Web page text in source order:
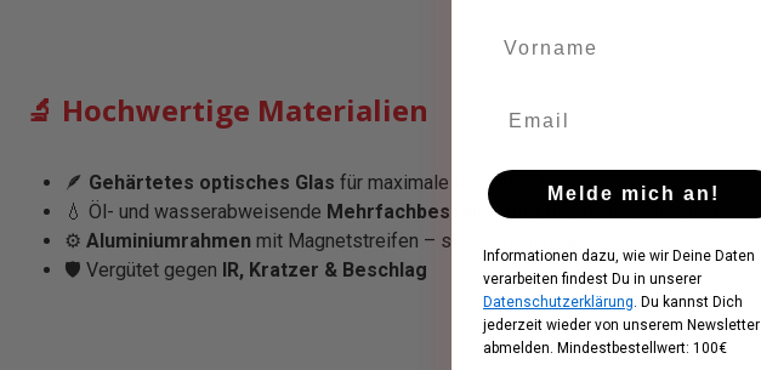
🔬 Hochwertige Materialien
🪶 Gehärtetes optisches Glas für maximale Robustheit
💧 Öl- und wasserabweisende Mehrfachbeschichtung
⚙️ Aluminiumrahmen mit Magnetstreifen – stabil und langlebig
🛡️ Vergütet gegen
IR, Kratzer & Beschlag
Melde mich an!
Informationen dazu, wie wir Deine Daten
verarbeiten findest Du in unserer
Datenschutzerklärung. Du kannst Dich
jederzeit wieder von unserem Newsletter
abmelden. Mindestbestellwert: 100€